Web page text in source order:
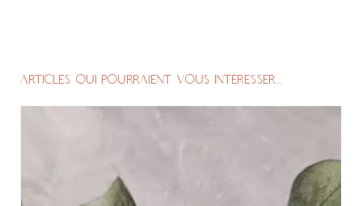
ARTICLES QUI POURRAIENT VOUS INTÉRESSER...